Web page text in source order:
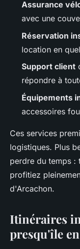
Assurance
avec une
Réservation
location en
Support client
répondre à
Équipements
accessoires
Ces services
logistiques. Plus
perdre du temps :
profitiez
d'Arcachon.
Itinéraires
presqu'île